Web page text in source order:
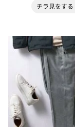
チラ見をする